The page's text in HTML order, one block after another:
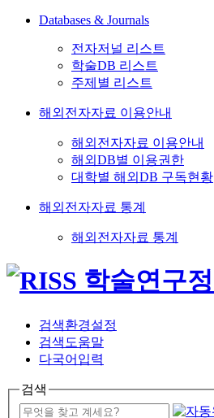
Databases & Journals
전자저널 리스트
학술DB 리스트
주제별 리스트
해외전자자료 이용안내
해외전자자료 이용안내
해외DB별 이용권한
대학별 해외DB 구독현황
해외전자자료 통계
해외전자자료 통계
검색환경설정
검색도움말
다국어입력
검색